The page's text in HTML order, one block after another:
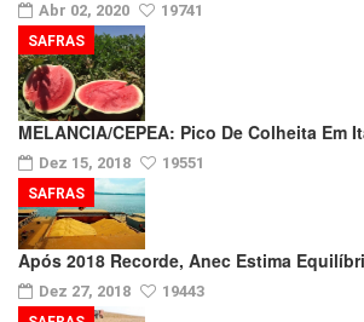
Abr 02, 2020 19741
MELANCIA/CEPEA: Pico De Colheita Em
Dez 15, 2018 19551
SAFRAS
Após 2018 Recorde, Anec Estima
Dez 27, 2018 19443
SAFRAS